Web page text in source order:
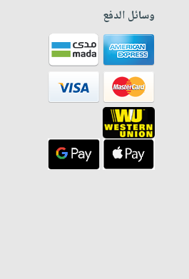
وسائل الدفع